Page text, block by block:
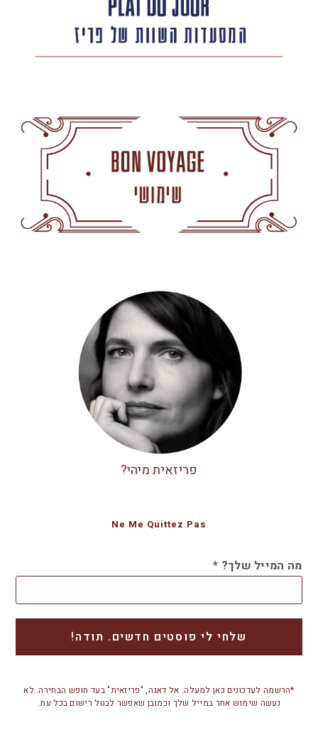
פריזאית מיהי?
Ne Me Quittez Pas
מה המייל שלך? *
*הרשמה לעדכונים כאן למעלה. אל דאגה, "פריזאית" בעד חופש הבחירה. לא
נעשה שימוש אחר במייל שלך וכמובן שאפשר לבטל רישום בכל עת.